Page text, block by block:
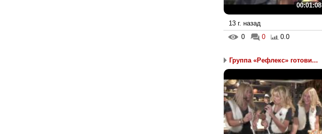
00:01:08
13 г. назад
0
0 0.0
Группа «Рефлекс» готови...